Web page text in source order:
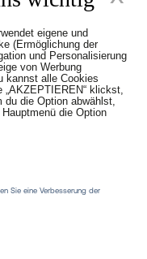
für ganz Spanien
eigene und
(Ermöglichung der
und Personalisierung
von Werbung
kannst alle Cookies
klickst,
die Option abwählst,
die Option
Sie eine Verbesserung der